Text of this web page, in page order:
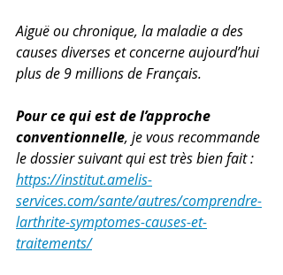
Aiguë ou chronique, la maladie a des
causes diverses et concerne aujourd’hui
plus de 9 millions de Français.
Pour ce qui est de l’approche
conventionnelle, je vous recommande
le dossier suivant qui est très bien fait :
https://institut.amelis-
services.com/sante/autres/comprendre-
larthrite-symptomes-causes-et-
traitements/